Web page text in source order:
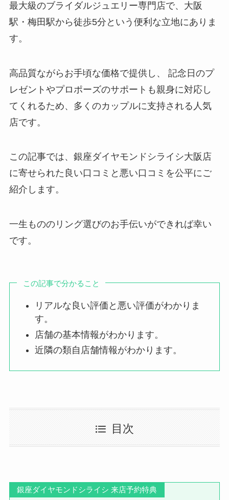
最大級のブライダルジュエリー専門店で、大阪
駅・梅田駅から徒歩5分という便利な立地にありま
す。
高品質ながらお手頃な価格で提供し、 記念日のプ
レゼントやプロポーズのサポートも親身に対応し
てくれるため、多くのカップルに支持される人気
店です。
この記事では、銀座ダイヤモンドシライシ大阪店
に寄せられた良い口コミと悪い口コミを公平にご
紹介します。
一生もののリング選びのお手伝いができれば幸い
です。
この記事で分かること
リアルな良い評価と悪い評価がわかりま
す。
店舗の基本情報がわかります。
近隣の類自店舗情報がわかります。
目次
銀座ダイヤモンドシライシ 来店予約特典